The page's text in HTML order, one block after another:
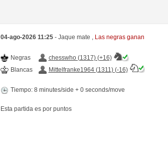
04-ago-2026 11:25 - Jaque mate , Las negras ganan
Negras
chesswho (1317) (+16)
Blancas
Mittelfranke1964 (1311) (-16)
Tiempo: 8 minutes/side + 0 seconds/move
Esta partida es por puntos